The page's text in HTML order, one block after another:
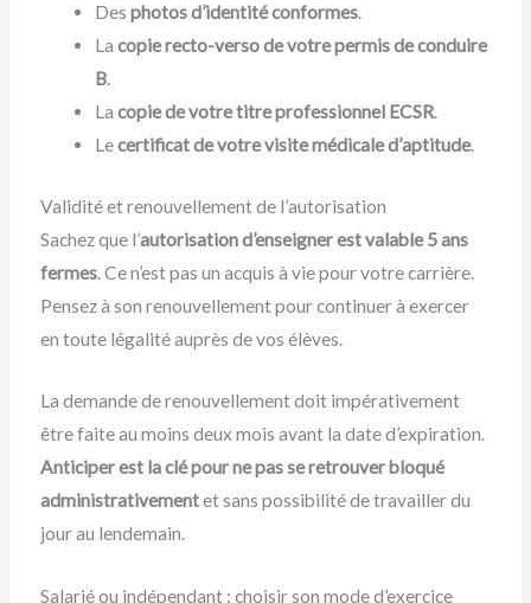
Desphotos d’identité conformes.
Lacopie recto-verso de votre permis de conduire
B.
Lacopie de votre titre professionnel ECSR.
Lecertificat de votre visite médicale d’aptitude.
Validité et renouvellement de l’autorisation
Sachez que l’autorisation d’enseigner est valable 5 ans
fermes. Ce n’est pas un acquis à vie pour votre carrière.
Pensez à son renouvellement pour continuer à exercer
en toute légalité auprès de vos élèves.
La demande de renouvellement doit impérativement
être faite au moins deux mois avant la date d’expiration.
Anticiper est la clé pour ne pas se retrouver bloqué
administrativementet sans possibilité de travailler du
jour au lendemain.
Salarié ou indépendant : choisir son mode d’exercice